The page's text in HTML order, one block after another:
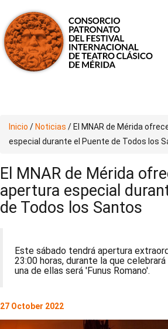
Inicio / Noticias / El MNAR de Mérida
especial durante el Puente de Todos los
El MNAR de Mérida
apertura especial
de Todos los Santos
Este sábado tendrá apertura
23:00 horas, durante la que
una de ellas será 'Funus Romano'.
27 October 2022